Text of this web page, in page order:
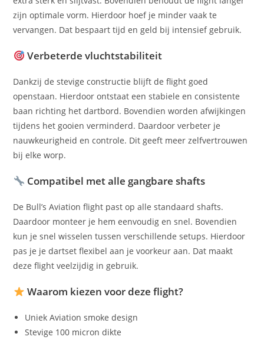
zijn optimale vorm. Hierdoor hoef je minder vaak te
vervangen. Dat bespaart tijd en geld bij intensief gebruik.
Verbeterde vluchtstabiliteit
Dankzij de stevige constructie blijft de flight goed
openstaan. Hierdoor ontstaat een stabiele en consistente
baan richting het dartbord. Bovendien worden afwijkingen
tijdens het gooien verminderd. Daardoor verbeter je
nauwkeurigheid en controle. Dit geeft meer zelfvertrouwen
bij elke worp.
Compatibel met alle gangbare shafts
De Bull’s Aviation flight past op alle standaard shafts.
Daardoor monteer je hem eenvoudig en snel. Bovendien
kun je snel wisselen tussen verschillende setups. Hierdoor
pas je je dartset flexibel aan je voorkeur aan. Dat maakt
deze flight veelzijdig in gebruik.
Waarom kiezen voor deze flight?
Uniek Aviation smoke design
Stevige 100 micron dikte